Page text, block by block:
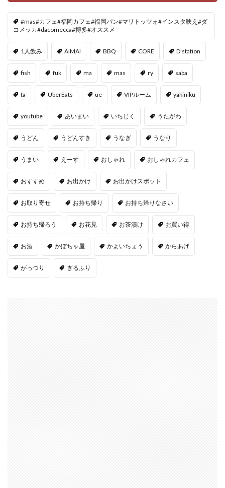
#mas#カフェ#福岡カフェ#福岡パン#マリトッツォ#インスタ映え#ダ
コメッカ#dacomecca#博多#オススメ
1人飲み AIMAI BBQ CORE D'station
fish fuk ma mas ry saba
ta UberEats ue VIPルーム yakiniku
youtube あいまい いちじく うたがわ
うどん うどんすき うなぎ うなり
うまい えーす おしゃれ おしゃれカフェ
おすすめ お出かけ お出かけスポット
お取り寄せ お持ち帰り お持ち帰りなさい
お持ち帰ろう お花見 お茶漬け お買い得
お酒 かぼちゃ屋 かよいちょう からあげ
がっつり ぎるふり